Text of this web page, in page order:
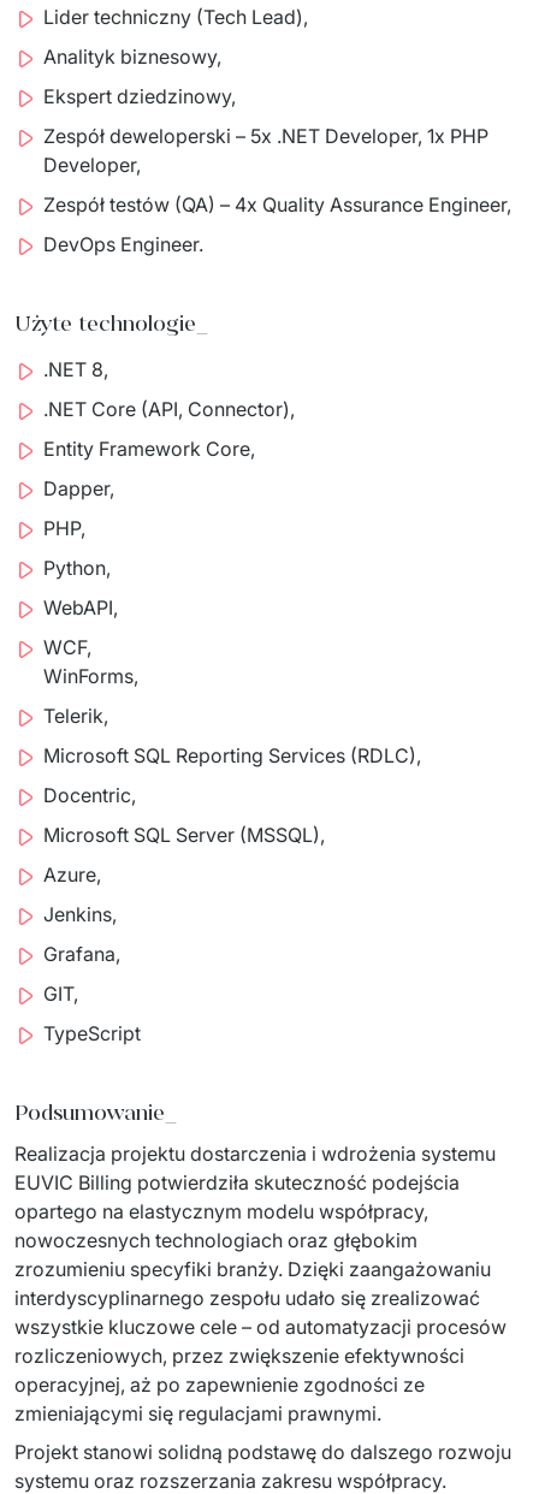
Lider techniczny (Tech Lead),
Analityk biznesowy,
Ekspert dziedzinowy,
Zespół deweloperski – 5x .NET Developer, 1x PHP
Developer,
Zespół testów (QA) – 4x Quality Assurance Engineer,
DevOps Engineer.
Użyte technologie_
.NET 8,
.NET Core (API, Connector),
Entity Framework Core,
Dapper,
PHP,
Python,
WebAPI,
WCF,
WinForms,
Telerik,
Microsoft SQL Reporting Services (RDLC),
Docentric,
Microsoft SQL Server (MSSQL),
Azure,
Jenkins,
Grafana,
GIT,
TypeScript
Podsumowanie_
Realizacja projektu dostarczenia i wdrożenia systemu
EUVIC Billing potwierdziła skuteczność podejścia
opartego na elastycznym modelu współpracy,
nowoczesnych technologiach oraz głębokim
zrozumieniu specyfiki branży. Dzięki zaangażowaniu
interdyscyplinarnego zespołu udało się zrealizować
wszystkie kluczowe cele – od automatyzacji procesów
rozliczeniowych, przez zwiększenie efektywności
operacyjnej, aż po zapewnienie zgodności ze
zmieniającymi się regulacjami prawnymi.
Projekt stanowi solidną podstawę do dalszego rozwoju
systemu oraz rozszerzania zakresu współpracy.